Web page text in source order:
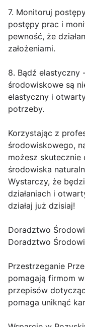
7. Monitoruj
postępy prac i
pewność, że
założeniami.
8. Bądź elastyczny
środowiskowe są
elastyczny i
potrzeby.
Korzystając z
środowiskowego,
możesz skutecznie
środowiska
Wystarczy, że
działaniach i
działaj już dzisiaj!
Doradztwo
Doradztwo
Przestrzeganie
pomagają firmom
przepisów
pomaga uniknąć